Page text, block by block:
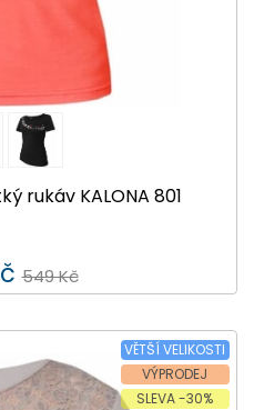
rukáv KALONA 801
549 Kč
VĚTŠÍ VELIKOSTI
VÝPRODEJ
SLEVA -30%